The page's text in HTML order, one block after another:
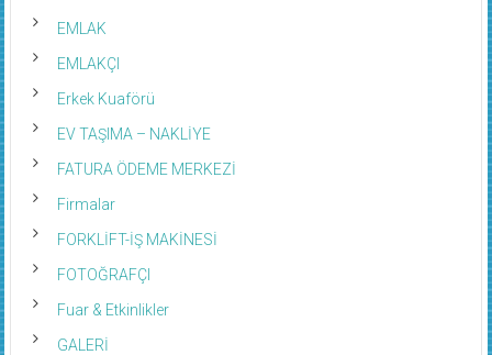
EMLAK
EMLAKÇI
Erkek Kuaförü
EV TAŞIMA – NAKLİYE
FATURA ÖDEME MERKEZİ
Firmalar
FORKLİFT-İŞ MAKİNESİ
FOTOĞRAFÇI
Fuar & Etkinlikler
GALERİ